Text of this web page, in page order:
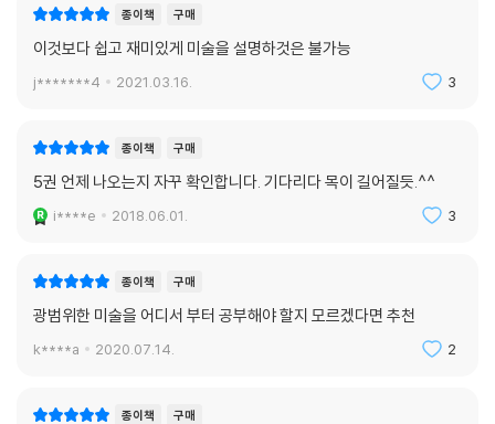
종이책 구매
이것보다 쉽고 재미있게 미술을 설명하것은 불가능
j*******4 2021.03.16. 3
종이책 구매
5권 언제 나오는지 자꾸 확인합니다. 기다리다 목이 길어질듯.^^
i****e 2018.06.01. 3
종이책 구매
광범위한 미술을 어디서 부터 공부해야 할지 모르겠다면 추천
k****a 2020.07.14. 2
종이책 구매